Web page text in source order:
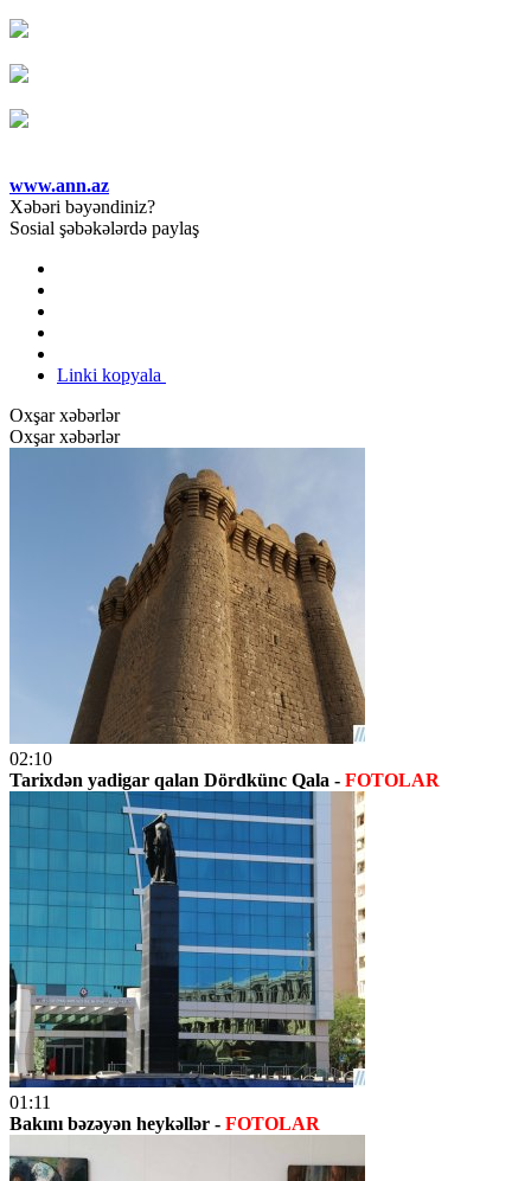
www.ann.az
Xəbəri bəyəndiniz?
Sosial şəbəkələrdə paylaş
Linki kopyala
Oxşar xəbərlər
Oxşar xəbərlər
02:10
Tarixdən yadigar qalan Dördkünc Qala - FOTOLAR
01:11
Bakını bəzəyən heykəllər - FOTOLAR